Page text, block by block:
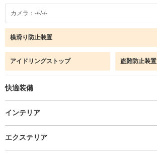
カメラ：-/-/-/-
横滑り防止装置
アイドリングストップ 盗難防止装置
快適装備
インテリア
エクステリア